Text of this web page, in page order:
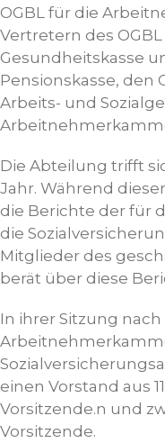
OGBL für die
Vertretern des
Gesundheitskasse
Pensionskasse, den
Arbeits- und
Die Abteilung trifft
Jahr. Während
die Berichte der für
die
Mitglieder des
berät über diese
In ihrer Sitzung
einen Vorstand aus
Vorsitzende.n und
Vorsitzende.